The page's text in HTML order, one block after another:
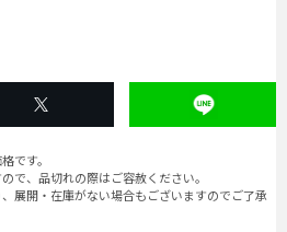
です。
で、品切れの際はご容赦ください。
展開・在庫がない場合もございますのでご了承